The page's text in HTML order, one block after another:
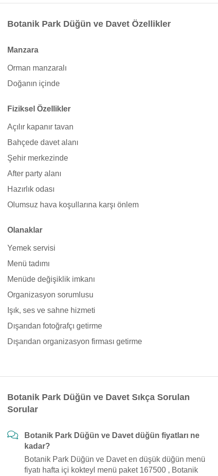
Botanik Park Düğün ve Davet Özellikler
Manzara
Orman manzaralı
Doğanın içinde
Fiziksel Özellikler
Açılır kapanır tavan
Bahçede davet alanı
Şehir merkezinde
After party alanı
Hazırlık odası
Olumsuz hava koşullarına karşı önlem
Olanaklar
Yemek servisi
Menü tadımı
Menüde değişiklik imkanı
Organizasyon sorumlusu
Işık, ses ve sahne hizmeti
Dışarıdan fotoğrafçı getirme
Dışarıdan organizasyon firması getirme
Botanik Park Düğün ve Davet Sıkça Sorulan
Sorular
Botanik Park Düğün ve Davet düğün fiyatları ne
kadar?
Botanik Park Düğün ve Davet en düşük düğün menü
fiyatı hafta içi kokteyl menü paket 167500 , Botanik